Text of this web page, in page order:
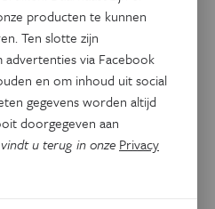
hoeveelheden deze
vlees en of dat voldoende is
het eten van het vlees.
een simpele
tot ernstige nierbekken-
boosdoener in de bloedbaan
producten te kunnen
Ten slotte zijn
via Facebook
en om inhoud uit social
gegevens worden altijd
doorgegeven aan
u terug in onze Privacy